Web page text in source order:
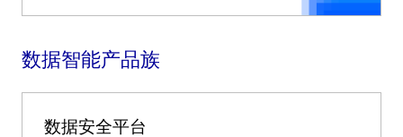
数据智能产品族
数据安全平台